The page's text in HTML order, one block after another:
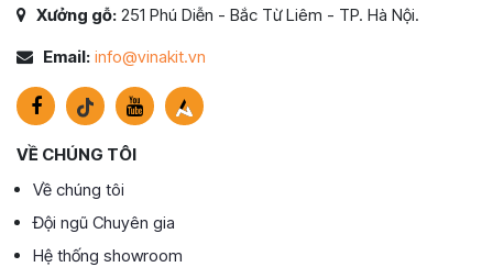
Xưởng gỗ: 251 Phú Diễn - Bắc Từ Liêm - TP. Hà Nội.
Email: info@vinakit.vn
VỀ CHÚNG TÔI
Về chúng tôi
Đội ngũ Chuyên gia
Hệ thống showroom